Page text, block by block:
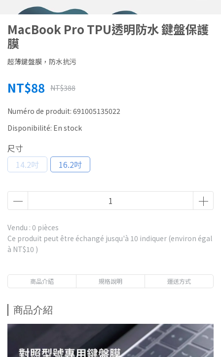
MacBook Pro TPU透明防水 鍵盤保護
膜
超薄鍵盤膜，防水抗污
NT$88 NT$388
Numéro de produit: 691005135022
Disponibilité: En stock
尺寸
14.2吋
16.2吋
Vendu : 0 pièces
Ce produit peut être échangé jusqu'à 10 indiquer (environ égal
à NT$10 )
商品介紹 規格說明 運送方式
商品介紹